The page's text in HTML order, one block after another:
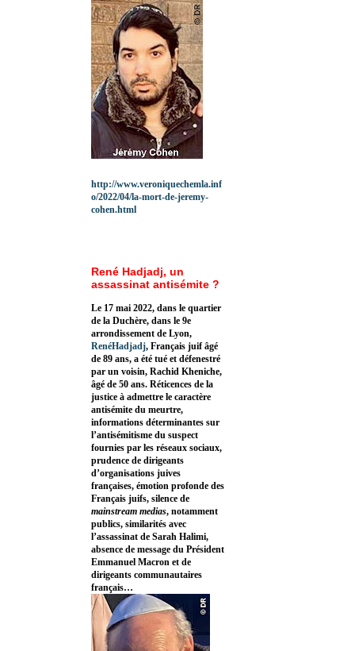
http://www.veroniquechemla.inf
o/2022/04/la-mort-de-jeremy-
cohen.html
René Hadjadj, un
assassinat antisémite ?
Le 17 mai 2022, dans le quartier
de la Duchère, dans le 9e
arrondissement de Lyon,
RenéHadjadj, Français juif âgé
de 89 ans, a été tué et défenestré
par un voisin, Rachid Kheniche,
âgé de 50 ans. Réticences de la
justice à admettre le caractère
antisémite du meurtre,
informations déterminantes sur
l’antisémitisme du suspect
fournies par les réseaux sociaux,
prudence de dirigeants
d’organisations juives
françaises, émotion profonde des
Français juifs, silence de
mainstream medias, notamment
publics, similarités avec
l’assassinat de Sarah Halimi,
absence de message du Président
Emmanuel Macron et de
dirigeants communautaires
français…